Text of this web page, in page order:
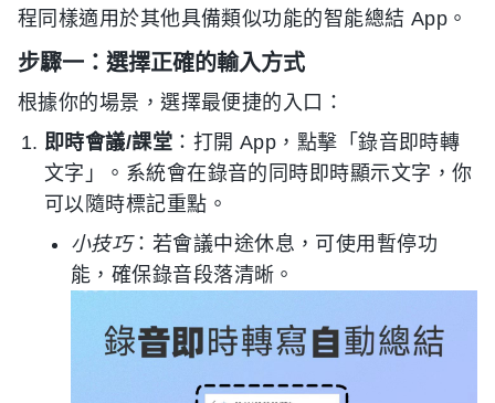
程同樣適用於其他具備類似功能的智能總結 App。
步驟一：選擇正確的輸入方式
根據你的場景，選擇最便捷的入口：
即時會議/課堂 ：打開 App，點擊「錄音即時轉
文字」。系統會在錄音的同時即時顯示文字，你
可以隨時標記重點。
小技巧：若會議中途休息，可使用暫停功
能，確保錄音段落清晰。